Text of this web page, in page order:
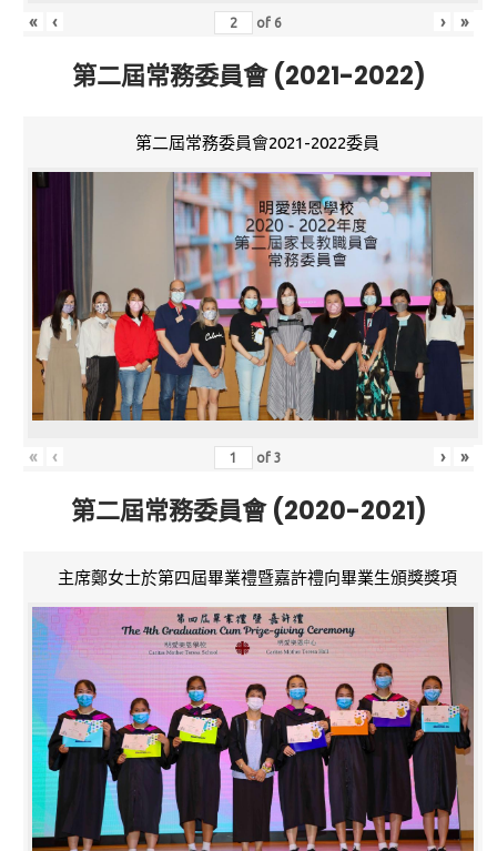
« ‹ of 6 › »
第二屆常務委員會 (2021-2022)
第二屆常務委員會2021-2022委員
« ‹ of3 › »
第二屆常務委員會 (2020-2021)
主席鄭女士於第四屆畢業禮暨嘉許禮向畢業生頒獎獎項